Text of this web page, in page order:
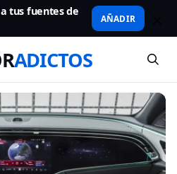
tus fuentes de
AÑADIR
ADICTOS